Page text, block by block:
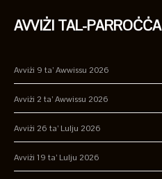
AVVIŻI TAL-PARROĊĊA
Avviżi 9 ta’ Awwissu 2026
Avviżi 2 ta’ Awwissu 2026
Avviżi 26 ta’ Lulju 2026
Avviżi 19 ta’ Lulju 2026